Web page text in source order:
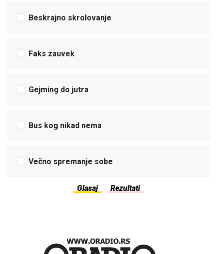
Beskrajno skrolovanje
Faks zauvek
Gejming do jutra
Bus kog nikad nema
Večno spremanje sobe